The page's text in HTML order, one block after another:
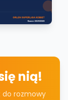
nią!
do rozmowy